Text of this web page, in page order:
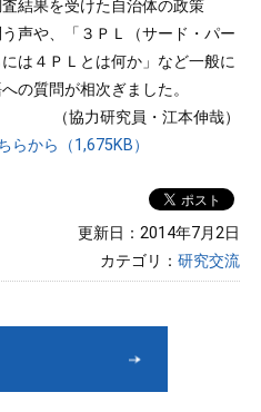
結果を受けた自治体の政策
声や、「３ＰＬ（サード・パー
は４ＰＬとは何か」など一般に
の質問が相次ぎました。
（協力研究員・江本伸哉）
から（1,675KB）
更新日：2014年7月2日
カテゴリ： 研究交流